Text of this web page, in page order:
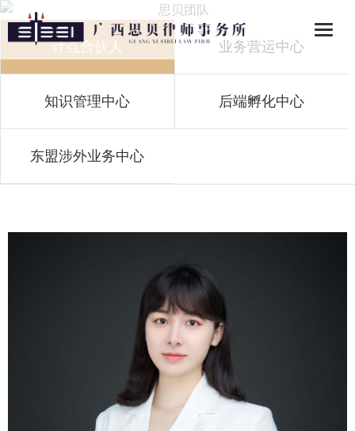
SIBEITUANDUI
计点合伙人 业务营运中心
知识管理中心 后端孵化中心
东盟涉外业务中心